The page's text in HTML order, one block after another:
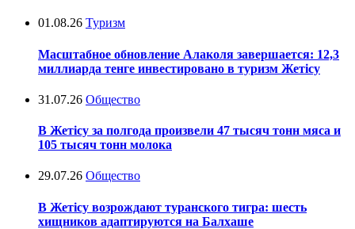
01.08.26 Туризм
Масштабное обновление Алаколя завершается: 12,3
миллиарда тенге инвестировано в туризм Жетісу
31.07.26 Общество
В Жетісу за полгода произвели 47 тысяч тонн мяса и
105 тысяч тонн молока
29.07.26 Общество
В Жетісу возрождают туранского тигра: шесть
хищников адаптируются на Балхаше